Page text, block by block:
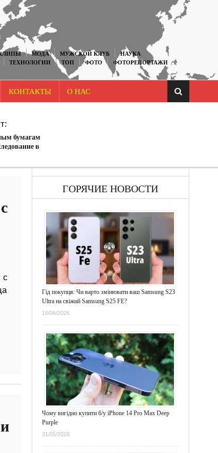
МОДА МУЖСКОЙ КЛУБ
НАУКА
ТЕХНОЛОГИИ ТОП ФОТО
ФОТОРЕПОРТАЖИ
КОНТАКТЫ О НАС
бумагам
в
с
ГОРЯЧИЕ НОВОСТИ
Гід покупця: Чи варто змінювати ваш Samsung S23
Ultra на свіжий Samsung S25 FE?
16/06/2026
Чому вигідно купити б/у iPhone 14 Pro Max Deep
Purple
31/05/2026